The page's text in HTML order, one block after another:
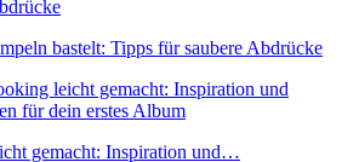
bastelt: Tipps für saubere Abdrücke
gemacht: Inspiration und…